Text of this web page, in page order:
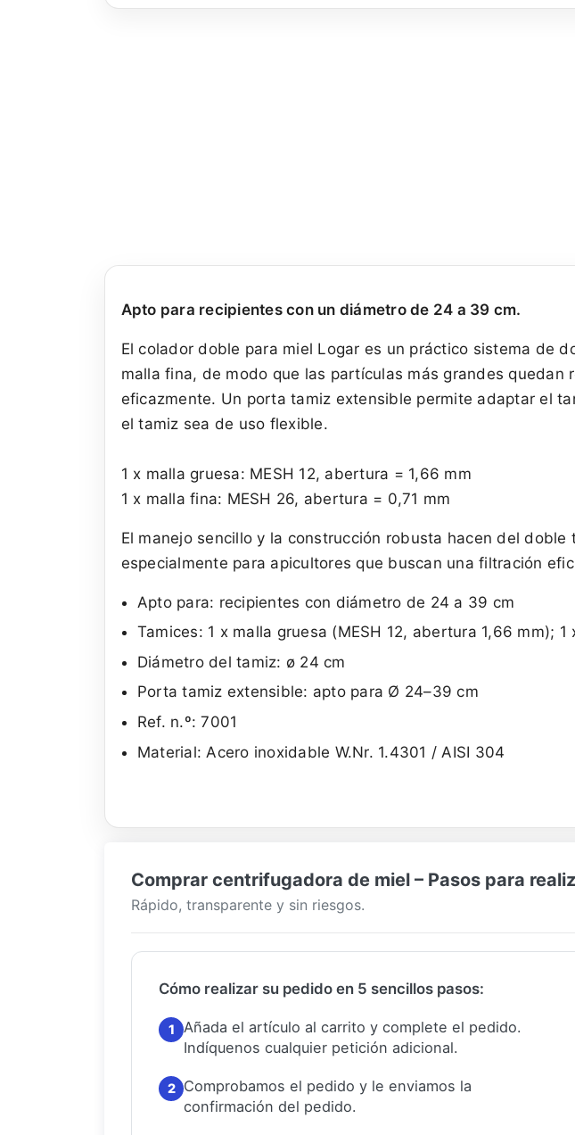
Apto para recipientes con un diámetro de 24 a 39 cm.
El colador doble para miel Logar es un práctico sistema de
malla fina, de modo que las partículas más grandes
eficazmente. Un porta tamiz extensible permite adaptar el
el tamiz sea de uso flexible.
1 x malla gruesa: MESH 12, abertura = 1,66 mm
1 x malla fina: MESH 26, abertura = 0,71 mm
El manejo sencillo y la construcción robusta hacen del
especialmente para apicultores que buscan una filtración
Apto para: recipientes con diámetro de 24 a 39 cm
Tamices: 1 x malla gruesa (MESH 12, abertura 1,66 mm);
Diámetro del tamiz: ø 24 cm
Porta tamiz extensible: apto para Ø 24–39 cm
Ref. n.º: 7001
Material: Acero inoxidable W.Nr. 1.4301 / AISI 304
Comprar centrifugadora de miel – Pasos para
Rápido, transparente y sin riesgos.
Cómo realizar su pedido en 5 sencillos pasos:
1
Añada el artículo al carrito y complete el pedido.
Indíquenos cualquier petición adicional.
2
Comprobamos el pedido y le enviamos la
confirmación del pedido.